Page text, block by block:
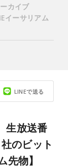
LINEで送る
生放送番
のビット
物】
カイブ
イーサリアム